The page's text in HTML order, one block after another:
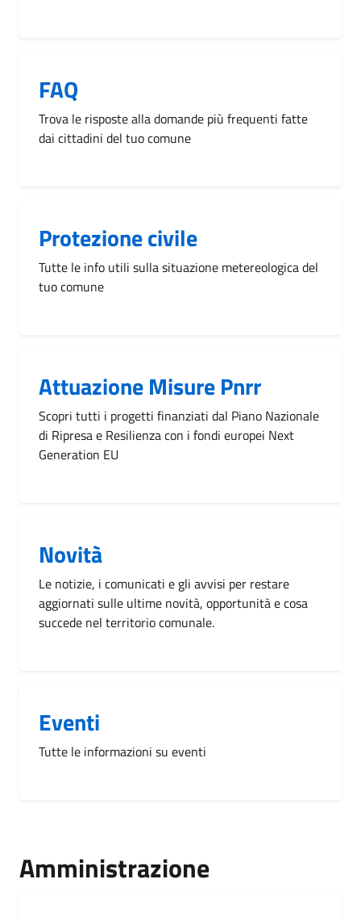
FAQ
Trova le risposte alla domande più frequenti fatte
dai cittadini del tuo comune
Protezione civile
Tutte le info utili sulla situazione metereologica del
tuo comune
Attuazione Misure Pnrr
Scopri tutti i progetti finanziati dal Piano Nazionale
di Ripresa e Resilienza con i fondi europei Next
Generation EU
Novità
Le notizie, i comunicati e gli avvisi per restare
aggiornati sulle ultime novità, opportunità e cosa
succede nel territorio comunale.
Eventi
Tutte le informazioni su eventi
Amministrazione